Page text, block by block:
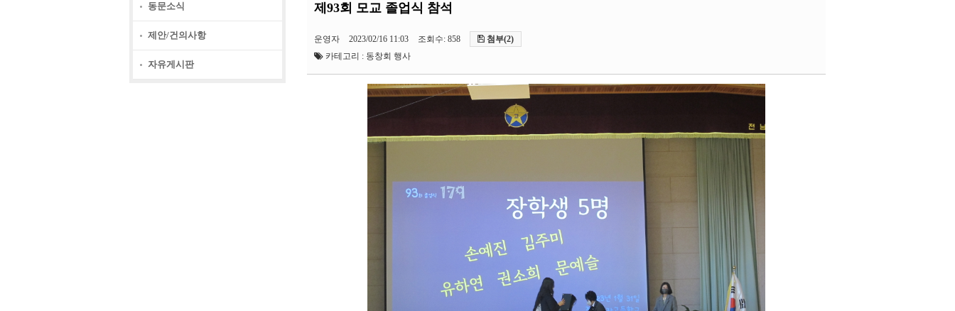
동문소식
제안/건의사항
자유게시판
제93회 모교 졸업식 참석
운영자 2023/02/16 11:03 조회수: 858
첨부(2)
카테고리 : 동창회 행사